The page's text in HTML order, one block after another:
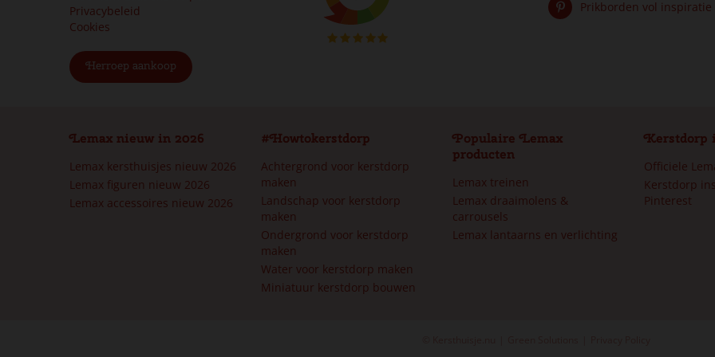
Privacybeleid
Cookies
Herroep aankoop
Prikborden vol inspiratie
Lemax nieuw in 2026
Lemax kersthuisjes nieuw 2026
Lemax figuren nieuw 2026
Lemax accessoires nieuw 2026
#Howtokerstdorp
Achtergrond voor kerstdorp
maken
Landschap voor kerstdorp
maken
Ondergrond voor kerstdorp
maken
Water voor kerstdorp maken
Miniatuur kerstdorp bouwen
Populaire Lemax
producten
Lemax treinen
Lemax draaimolens &
carrousels
Lemax lantaarns en verlichting
Kerstdorp
Officiele
Kerstdorp
Pinterest